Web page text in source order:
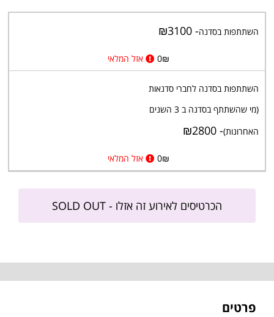
השתתפות בסדנה- ₪3100
₪
0 אזל המלאי
השתתפות בסדנה לחברי סדנאות
(מי שהשתתף בסדנה ב 3 השנים
האחרונות)- ₪2800
₪
0 אזל המלאי
הכרטיסים לאירוע זה אזלו - SOLD OUT
פרטים